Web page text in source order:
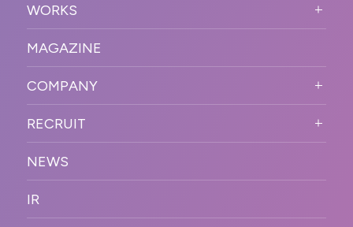
VISION
OUR DNA
STRONG POINT
BUSINESS DOMAIN
SOLUTION
WORKFLOW
WORKS
オンラインイベント
SNSプロモーション
プラットフォーム販
促
デジタル制作・映像
制作
PR
カンファレンス・展示会・アワ
ESPORTS・ゲームプロモーシ
MAGAZINE
COMPANY
COMPANY INFORMATION
MESSAGE
OFFICER
ACCESS
RECRUIT
新卒採用
キャリア採用
NEWS
IR